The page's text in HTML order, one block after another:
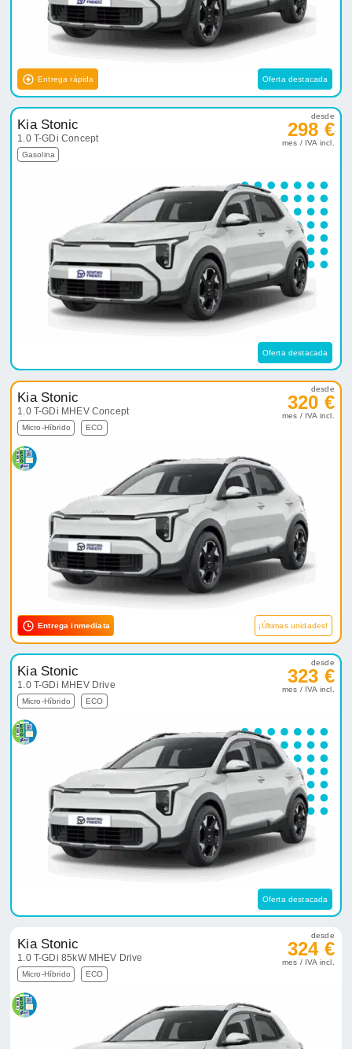
Entrega rápida Oferta destacada
Kia Stonic
1.0 T-GDi Concept
Gasolina
desde
298 €
mes / IVA incl.
Oferta destacada
Kia Stonic
1.0 T-GDi MHEV Concept
Micro-Híbrido ECO
desde
320 €
mes / IVA incl.
Entrega inmediata ¡Últimas unidades!
Kia Stonic
1.0 T-GDi MHEV Drive
Micro-Híbrido ECO
desde
323 €
mes / IVA incl.
Oferta destacada
Kia Stonic
1.0 T-GDi 85kW MHEV Drive
Micro-Híbrido ECO
desde
324 €
mes / IVA incl.